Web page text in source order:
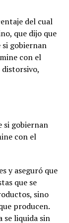
del cual
que dijo que
gobiernan
con el
distorsivo,
si gobiernan
con el
y aseguró que
que se
sino
producen.
se liquida sin